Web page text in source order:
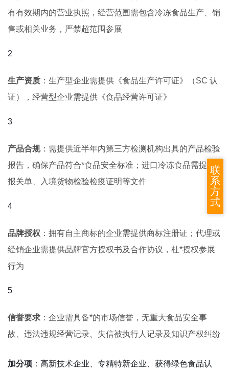
有有效期内的营业执照，经营范围需包含冷冻食品生产、销
售或相关业务，严禁超范围参展
生产资质 ：生产型企业需提供《食品生产许可证》（SC 认
证），经营型企业需提供《食品经营许可证》
产品合规：需提供近半年内第三方检测机构出具的产品检验
报告，确保产品符合*食品安全标准；进口冷冻食品需提供
报关单、入境货物检验检疫证明等文件
品牌授权 ：拥有自主商标的企业需提供商标注册证；代理或
经销企业需提供品牌官方授权书及合作协议，杜*授权参展
行为
信誉要求 ：企业需具备*的市场信誉，无重大食品安全事
故、违法违规经营记录、失信被执行人记录及知识产权纠纷
加分项 ：高新技术企业、专精特新企业、获得绿色食品认
联
系
方
式